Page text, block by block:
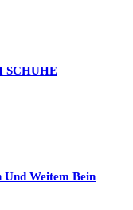
SCHUHE
Weitem Bein